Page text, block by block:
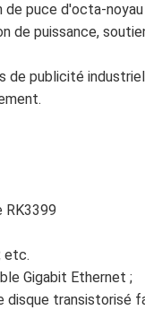
puce d'octa-noyau
de puissance,
de publicité
RK3399
etc.
Gigabit Ethernet ;
disque transistorisé